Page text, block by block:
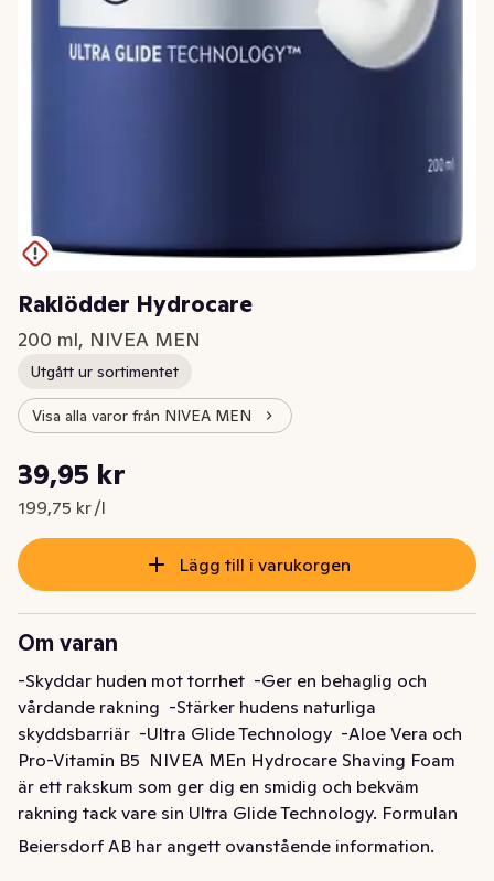
Raklödder Hydrocare
200 ml, NIVEA MEN
Utgått ur sortimentet
Visa alla varor från NIVEA MEN
Nuvarande pris är: 39,95 kr
39,95 kr
199,75 kr /l
Styckpris: 199,75 kr /l
Lägg till i varukorgen
Om varan
-Skyddar huden mot torrhet  -Ger en behaglig och
vårdande rakning  -Stärker hudens naturliga
skyddsbarriär  -Ultra Glide Technology  -Aloe Vera och
Pro-Vitamin B5  NIVEA MEn Hydrocare Shaving Foam
är ett rakskum som ger dig en smidig och bekväm
rakning tack vare sin Ultra Glide Technology. Formulan
med Aloe Vera och Pro-Vitamin B5 skyddar din hud mot
Beiersdorf AB har angett ovanstående information.